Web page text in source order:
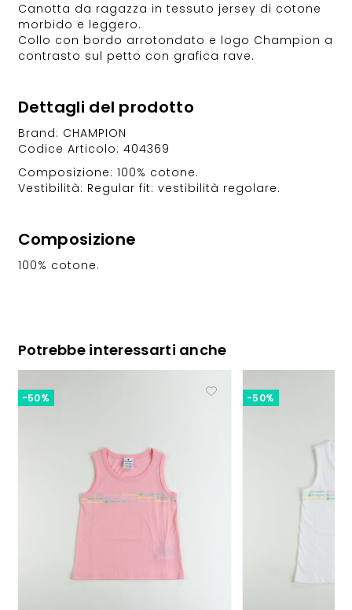
Canotta da ragazza in tessuto jersey di cotone
morbido e leggero.
Collo con bordo arrotondato e logo Champion a
contrasto sul petto con grafica rave.
Dettagli del prodotto
Brand: CHAMPION
Codice Articolo: 404369
Composizione: 100% cotone.
Vestibilità: Regular fit: vestibilità regolare.
Composizione
100% cotone.
Potrebbe interessarti anche
-50% -50%